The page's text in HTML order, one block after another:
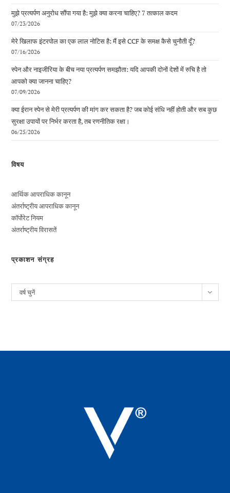
मुझे प्रत्यर्पण अनुरोध सौंपा गया है: मुझे क्या करना चाहिए? 7 तत्काल कदम
07/23/2026
मेरे खिलाफ इंटरपोल का एक लाल नोटिस है: मैं इसे CCF के समक्ष कैसे चुनौती दूँ?
07/16/2026
स्पेन और नाइजीरिया के बीच नया प्रत्यर्पण समझौता: यदि आपकी दोनों देशों में रुचि है तो
आपको क्या जानना चाहिए?
07/09/2026
क्या ईरान स्पेन से मेरी प्रत्यर्पण की मांग कर सकता है? जब कोई संधि नहीं होती और सब कुछ
सुरक्षा उपायों पर निर्भर करता है, तब रणनीतिक रक्षा।
06/25/2026
विषय
आर्थिक आपराधिक कानून
अंतर्राष्ट्रीय आपराधिक कानून
कॉर्पोरेट नियम
अंतर्राष्ट्रीय विरासतें
प्रकाशन संग्रह
पुरालेख
वर्ष चुनें